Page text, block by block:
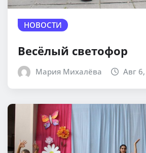
НОВОСТИ
Весёлый светофор
Мария Михалёва Авг